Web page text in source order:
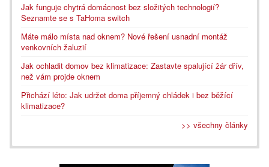
Jak funguje chytrá domácnost bez složitých technologií?
Seznamte se s TaHoma switch
Máte málo místa nad oknem? Nové řešení usnadní montáž
venkovních žaluzií
Jak ochladit domov bez klimatizace: Zastavte spalující žár dřív,
než vám projde oknem
Přichází léto: Jak udržet doma příjemný chládek i bez běžící
klimatizace?
>> všechny články